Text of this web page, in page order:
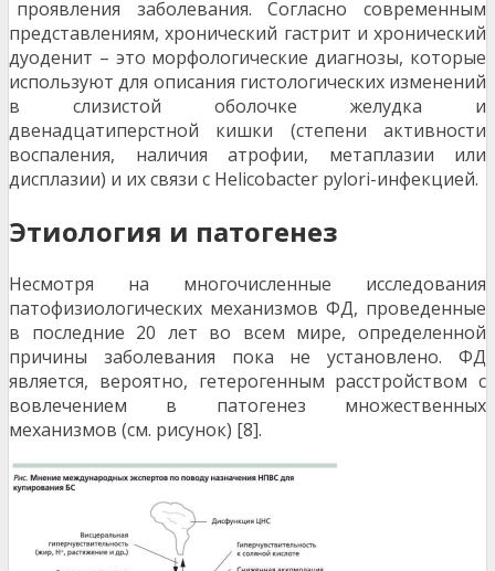
проявления заболевания. Согласно современным
представлениям, хронический гастрит и хронический
дуоденит – это морфологические диагнозы, которые
используют для описания гистологических изменений
в слизистой оболочке желудка и
двенадцатиперстной кишки (степени активности
воспаления, наличия атрофии, метаплазии или
дисплазии) и их связи с Helicobacter pylori-инфекцией.
Этиология и патогенез
Несмотря на многочисленные исследования
патофизиологических механизмов ФД, проведенные
в последние 20 лет во всем мире, определенной
причины заболевания пока не установлено. ФД
является, вероятно, гетерогенным расстройством с
вовлечением в патогенез множественных
механизмов (см. рисунок) [8].